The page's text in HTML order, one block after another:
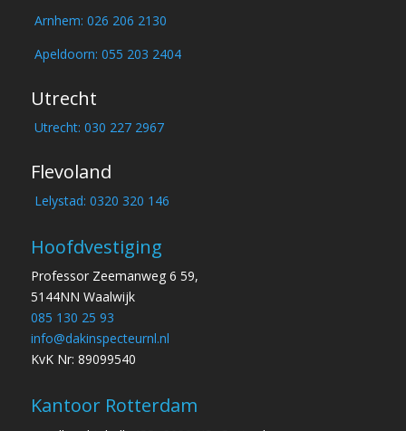
Arnhem: 026 206 2130
Apeldoorn: 055 203 2404
Utrecht
Utrecht: 030 227 2967
Flevoland
Lelystad: 0320 320 146
Hoofdvestiging
Professor Zeemanweg 6 59,
5144NN Waalwijk
085 130 25 93
info@dakinspecteurnl.nl
KvK Nr: 89099540
Kantoor Rotterdam